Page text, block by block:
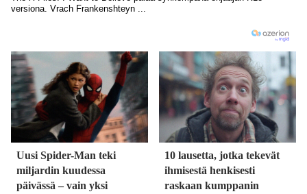
Uusi Spider-Man teki
miljardin kuudessa
päivässä – vain yksi
10 lausetta, jotka tekevät
ihmisestä henkisesti
raskaan kumppanin